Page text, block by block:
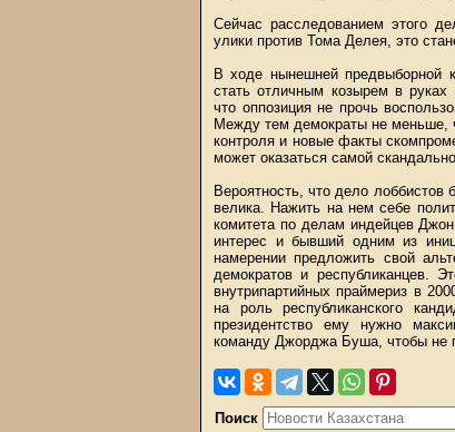
Сейчас расследованием этого
улики против Тома Делея, это
В ходе нынешней предвыборной
стать отличным козырем в руках
что оппозиция не прочь
Между тем демократы не меньше,
контроля и новые факты
может оказаться самой
Вероятность, что дело лоббистов
велика. Нажить на нем себе
комитета по делам индейцев
интерес и бывший одним из
намерении предложить свой
демократов и республиканцев.
внутрипартийных праймериз в
на роль республиканского
президентство ему нужно
команду Джорджа Буша, чтобы не
Поиск